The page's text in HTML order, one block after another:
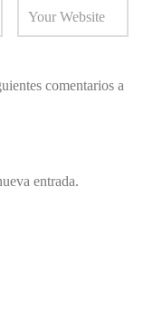
comentarios a
entrada.